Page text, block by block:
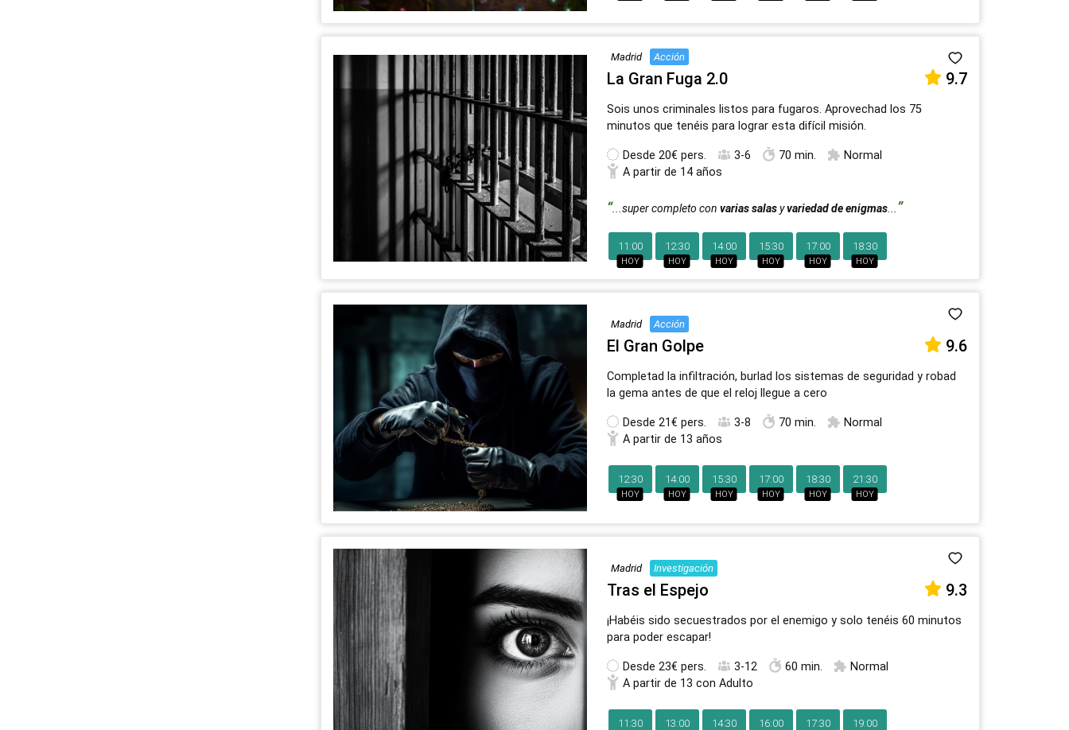
Madrid Acción
La Gran Fuga 2.0 9.7
Sois unos criminales listos para fugaros. Aprovechad los 75
minutos que tenéis para lograr esta difícil misión.
Desde 20€ pers. 3-6 70 min.
Normal
A partir de 14 años
...super completo con varias salasyvariedad de enigmas...
11:00
HOY
12:30
HOY
14:00
HOY
15:30
HOY
17:00
HOY
18:30
HOY
Madrid Acción
El Gran Golpe 9.6
Completad la infiltración, burlad los sistemas de seguridad y robad
la gema antes de que el reloj llegue a cero
Desde 21€ pers. 3-8 70 min.
Normal
A partir de 13 años
12:30
HOY
14:00
HOY
15:30
HOY
17:00
HOY
18:30
HOY
21:30
HOY
Madrid Investigación
Tras el Espejo 9.3
¡Habéis sido secuestrados por el enemigo y solo tenéis 60 minutos
para poder escapar!
Desde 23€ pers. 3-12 60 min.
Normal
A partir de 13 con Adulto
11:30 13:00 14:30 16:00 17:30 19:00